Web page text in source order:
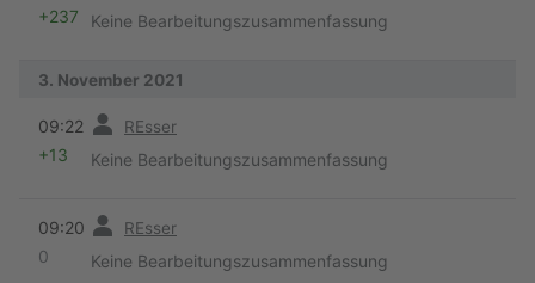
+237 Keine Bearbeitungszusammenfassung
3. November 2021
09:22 REsser
+13 Keine Bearbeitungszusammenfassung
09:20 REsser
0 Keine Bearbeitungszusammenfassung